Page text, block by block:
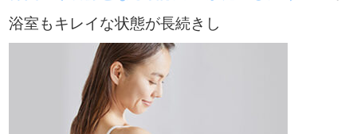
浴室もキレイな状態が長続きし